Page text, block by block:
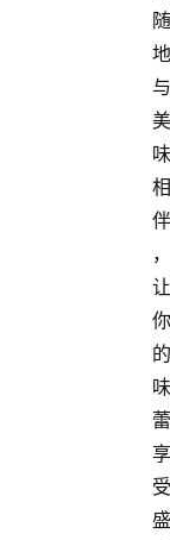
随
地
与
美
味
相
伴
，
让
你
的
味
蕾
享
受
盛